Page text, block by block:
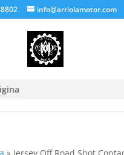
info@arriolamotor.com